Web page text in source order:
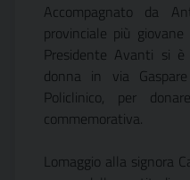
Accompagnato da
provinciale più
Presidente Avanti si è
donna in via
Policlinico, per
commemorativa.
Lomaggio alla signora